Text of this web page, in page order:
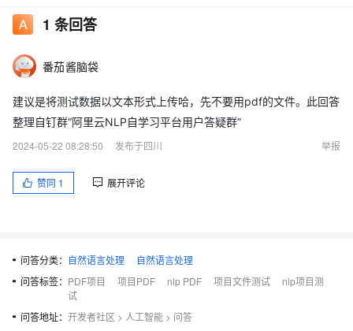
1 条回答
番茄酱脑袋
建议是将测试数据以文本形式上传哈，先不要用pdf的文件。此回答
整理自钉群“阿里云NLP自学习平台用户答疑群”
2024-05-22 08:28:50
发布于四川 举报
赞同 1 展开评论
问答分类： 自然语言处理
自然语言处理
问答标签： PDF项目 项目PDF nlp PDF 项目文件测试
nlp项目测
试
问答地址： 开发者社区 > 人工智能 > 问答